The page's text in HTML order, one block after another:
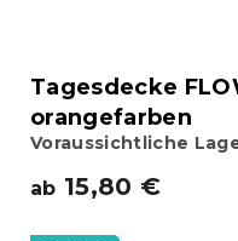
Tagesdecke
orangefarben
Voraussichtliche
ab 15,80 €